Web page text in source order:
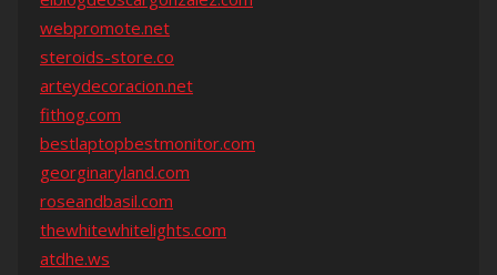
webpromote.net
steroids-store.co
arteydecoracion.net
fithog.com
bestlaptopbestmonitor.com
georginaryland.com
roseandbasil.com
thewhitewhitelights.com
atdhe.ws